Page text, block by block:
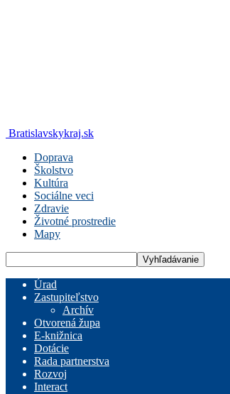
Bratislavskykraj.sk
Doprava
Školstvo
Kultúra
Sociálne veci
Zdravie
Životné prostredie
Mapy
Úrad
Zastupiteľstvo
Archív
Otvorená župa
E-knižnica
Dotácie
Rada partnerstva
Rozvoj
Interact